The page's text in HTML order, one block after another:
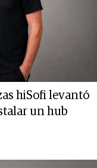
hiSofi levantó
un hub